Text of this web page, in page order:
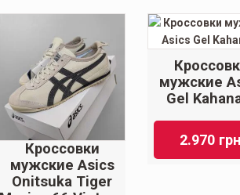
Кроссовки
мужские Asics
Onitsuka Tiger
мужские
Gel
2.970